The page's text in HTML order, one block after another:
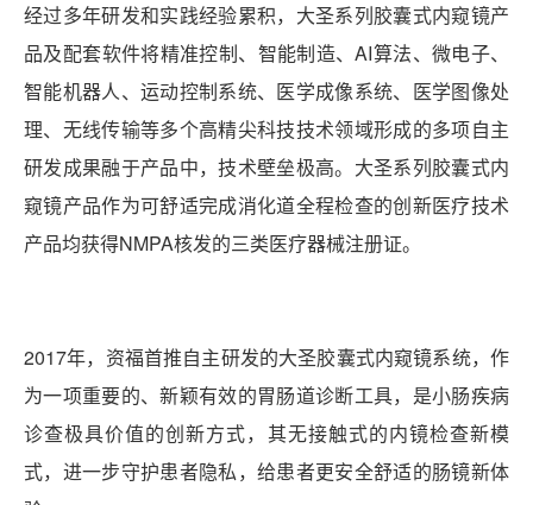
经过多年研发和实践经验累积，大圣系列胶囊式内窥镜产
品及配套软件将精准控制、智能制造、AI算法、微电子、
智能机器人、运动控制系统、医学成像系统、医学图像处
理、无线传输等多个高精尖科技技术领域形成的多项自主
研发成果融于产品中，技术壁垒极高。大圣系列胶囊式内
窥镜产品作为可舒适完成消化道全程检查的创新医疗技术
产品均获得NMPA核发的三类医疗器械注册证。
2017年，资福首推自主研发的大圣胶囊式内窥镜系统，作
为一项重要的、新颖有效的胃肠道诊断工具，是小肠疾病
诊查极具价值的创新方式，其无接触式的内镜检查新模
式，进一步守护患者隐私，给患者更安全舒适的肠镜新体